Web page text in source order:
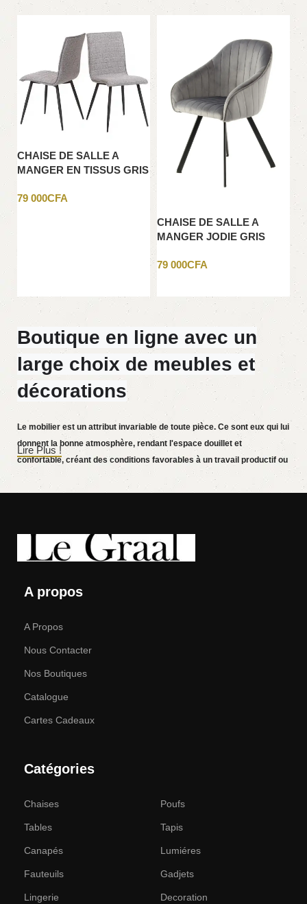
CHAISE DE SALLE A
MANGER EN TISSUS GRIS
79 000CFA
CHAISE DE SALLE A
MANGER JODIE GRIS
79 000CFA
Boutique en ligne avec un
large choix de meubles et
décorations
Le mobilier est un attribut invariable de toute pièce. Ce sont eux qui lui
donnent la bonne atmosphère, rendant l'espace douillet et
confortable, créant des conditions favorables à un travail productif ou
aidant à se détendre après une dure journée. De plus en plus souvent,
les clients souhaitent passer une commande dans une boutique en
sereinement les meubles qui vous plaisent. La boutique en ligne
propose un large catalogue de meubles : des meubles de maison et
Lire Plus !
A propos
A Propos
Nous Contacter
Nos Boutiques
Catalogue
Cartes Cadeaux
Catégories
Chaises
Tables
Canapés
Fauteuils
Lingerie
Poufs
Tapis
Lumiéres
Gadjets
Decoration